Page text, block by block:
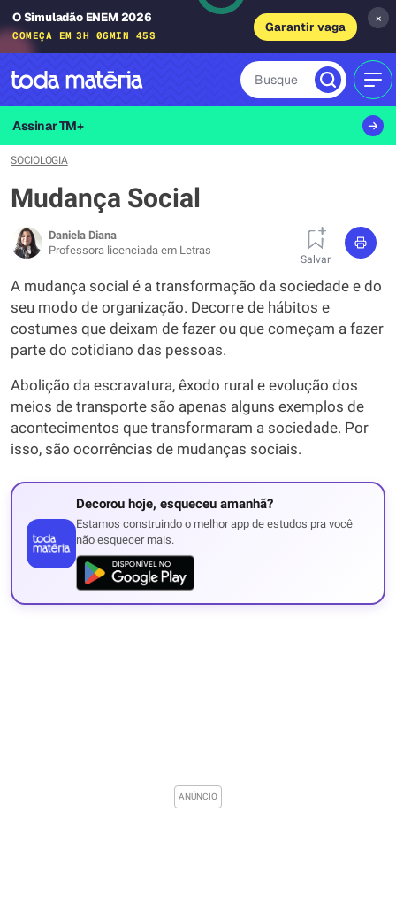
O Simuladão ENEM 2026
COMEÇA EM 3H 06MIN 44S
Garantir vaga
×
Busque
Assinar TM+
SOCIOLOGIA
Mudança Social
Daniela Diana
Professora licenciada em Letras
Salvar
A mudança social é a transformação da sociedade e do
seu modo de organização. Decorre de hábitos e
costumes que deixam de fazer ou que começam a fazer
parte do cotidiano das pessoas.
Abolição da escravatura, êxodo rural e evolução dos
meios de transporte são apenas alguns exemplos de
acontecimentos que transformaram a sociedade. Por
isso, são ocorrências de mudanças sociais.
Decorou hoje, esqueceu amanhã?
Estamos construindo o melhor app de estudos pra você
não esquecer mais.